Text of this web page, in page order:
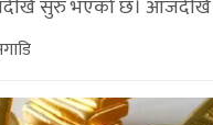
सुरु भएको छ। आजदेखि
कन्फ्रेन्स विभिन्न